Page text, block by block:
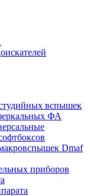
вспышек
ФА
Dmaf
приборов